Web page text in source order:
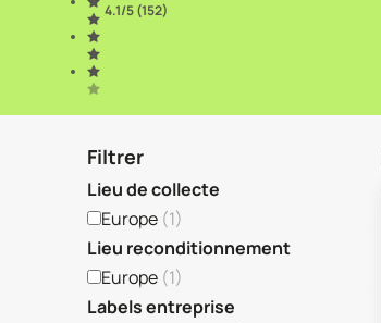
4.1/5 (152)
Filtrer
Lieu de collecte
Europe (1)
Lieu reconditionnement
Europe (1)
Labels entreprise